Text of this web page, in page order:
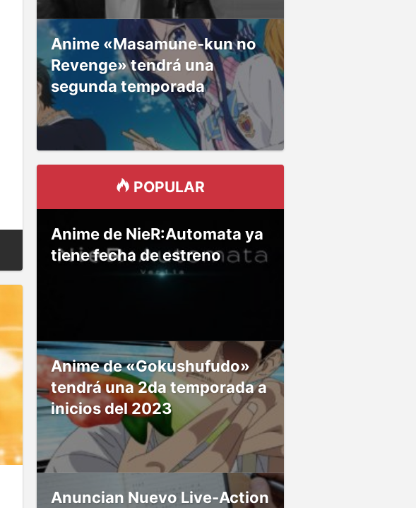
Anime «Masamune-kun no
Revenge» tendrá una
segunda temporada
POPULAR
Anime de NieR:Automata ya
tiene fecha de estreno
Anime de «Gokushufudo»
tendrá una 2da temporada a
inicios del 2023
Anuncian Nuevo Live-Action